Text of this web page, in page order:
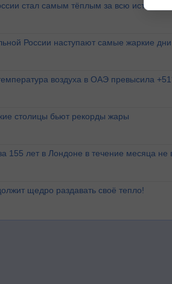
стал самым тёплым за всю историю
России наступают самые жаркие дни
воздуха в ОАЭ превысила
столицы бьют рекорды жары
155 лет в Лондоне в течение месяца не
щедро раздавать своё тепло!